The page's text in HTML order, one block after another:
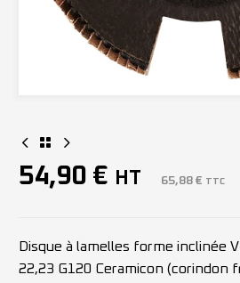
54,90 € HT 65,88 € TTC
Disque à lamelles forme inclinée
22,23 G120 Ceramicon (corindon